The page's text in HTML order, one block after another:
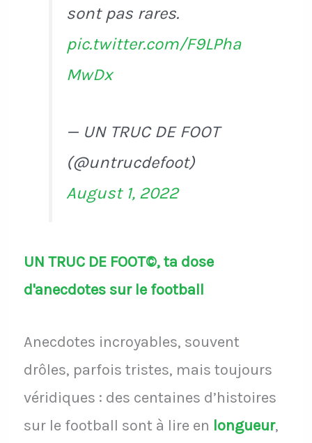
sont pas rares.
pic.twitter.com/F9LPha
MwDx
— UN TRUC DE FOOT
(@untrucdefoot)
August 1, 2022
UN TRUC DE FOOT©, ta dose
d'anecdotes sur le football
Anecdotes incroyables, souvent
drôles, parfois tristes, mais toujours
véridiques : des centaines d’histoires
sur le football sont à lire en longueur,